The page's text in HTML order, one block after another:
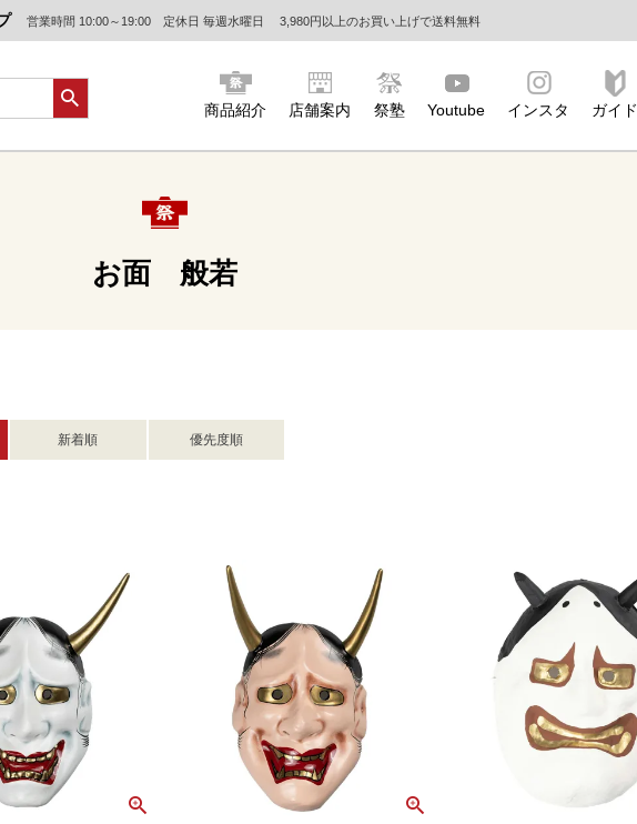
営業時間 10:00～19:00 定休日 毎週水曜日 3,980円以上のお買い上げで送料無料
商品紹介 店舗案内 祭塾 Youtube インスタ ガイド
お面 般若
新着順 優先度順